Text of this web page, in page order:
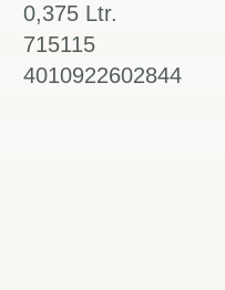
0,375 Ltr.
715115
4010922602844